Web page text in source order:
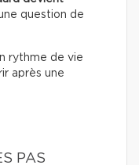
question de
rythme de vie
après une
PAS